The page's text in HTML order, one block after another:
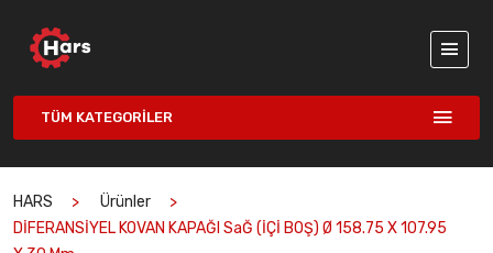
TÜM KATEGORILER
HARS
Ürünler
DİFERANSİYEL KOVAN KAPAĞI SaĞ (İÇİ BOŞ) Ø 158.75 X 107.95